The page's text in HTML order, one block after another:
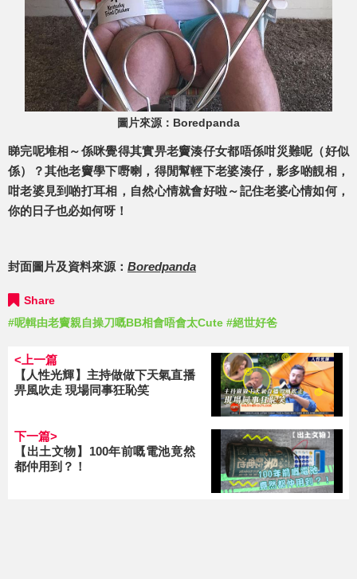
圖片來源：Boredpanda
睇完呢堆相～係咪覺得其實畀老竇湊仔女都唔係咁災難呢（好似
係）？其他老竇學下嘢喇，得閒幫輕下老婆湊仔，影多啲靚相，
咁老婆見到啲打耳相，自然心情就會好啦～記住老婆心情如何，
你的日子也必如何呀！
封面圖片及資料來源： Boredpanda
Share
#呢輯由老竇親自操刀嘅BB相會唔會太Cute #絕世好爸
<上一篇
【人性光輝】主持做做下天氣直播
畀風吹走 現場同事狂恥笑
下一篇>
【出土文物】100年前嘅電池竟然
都仲用到？！